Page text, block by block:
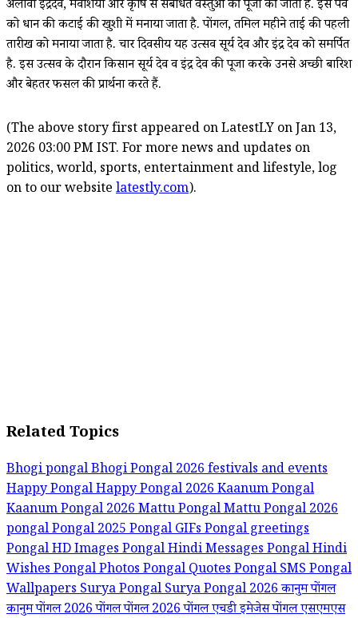
अलावा इंद्रदेव, मवेशियों और कृषि से संबंधित वस्तुओं की पूजा की जाती है. इस पर्व
को धान की कटाई की खुशी में मनाया जाता है. पोंगल, तमिल महीने ताई की पहली
तारीख को मनाया जाता है. चार दिवसीय यह उत्सव सूर्य देव और इंद्र देव को समर्पित
है. इस उत्सव के दौरान किसान सूर्य देव व इंद्र देव की पूजा करके उनसे अच्छी बारिश
और बेहतर फसल की प्रार्थना करते हैं.
(The above story first appeared on LatestLY on Jan 13,
2026 03:00 PM IST. For more news and updates on
politics, world, sports, entertainment and lifestyle, log
on to our website latestly.com).
Related Topics
Bhogi pongalBhogi Pongal 2026festivals and events
Happy PongalHappy Pongal 2026Kaanum Pongal
Kaanum Pongal 2026Mattu PongalMattu Pongal 2026
pongalPongal 2025Pongal GIFsPongal greetings
Pongal HD ImagesPongal Hindi MessagesPongal Hindi
WishesPongal PhotosPongal QuotesPongal SMSPongal
WallpapersSurya PongalSurya Pongal 2026कानुम पोंगल
कानुम पोंगल 2026पोंगलपोंगल 2026पोंगल एचडी इमेजेसपोंगल एसएमएस